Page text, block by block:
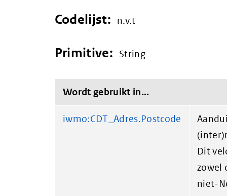
Codelijst: n.v.t
Primitive: String
Wordt gebruikt in...
iwmo:CDT_Adres.Postcode
Dit
zowel
niet-